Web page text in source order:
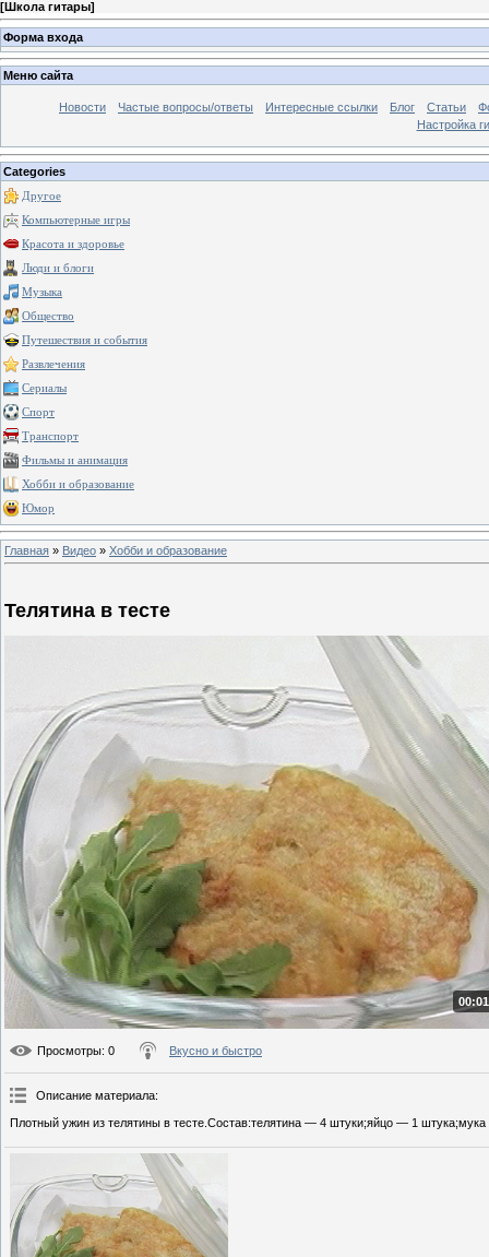
[Школа гитары]
Форма входа
Меню сайта
Новости Частые вопросы/ответы Интересные ссылки Блог Статьи
Настройка
Categories
Другое
Компьютерные игры
Красота и здоровье
Люди и блоги
Музыка
Общество
Путешествия и события
Развлечения
Сериалы
Спорт
Транспорт
Фильмы и анимация
Хобби и образование
Юмор
Главная » Видео » Хобби и образование
Телятина в тесте
Просмотры: 0 Вкусно и быстро
Описание материала:
Плотный ужин из телятины в тесте.Состав:телятина — 4 штуки;яйцо — 1